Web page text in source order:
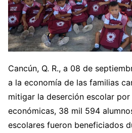
Cancún, Q. R., a 08 de
a la economía de las familias
mitigar la deserción escolar
económicas, 38 mil 594
escolares fueron beneficiados